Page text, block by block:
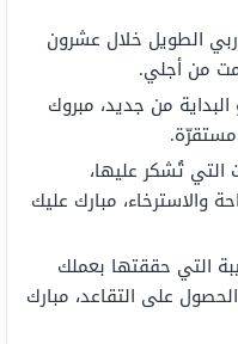
الطويل خلال عشرون
من أجلي.
من جديد، مبروك
مستقرّة.
تُشكر عليها،
والاسترخاء، مبارك عليك
التي حققتها بعملك
على التقاعد، مبارك